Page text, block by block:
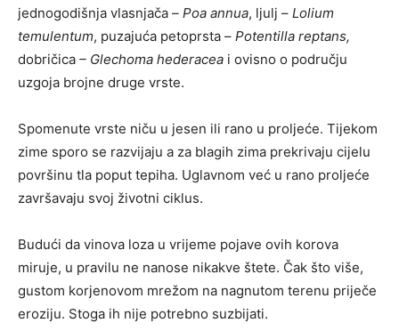
jednogodišnja vlasnjača – Poa annua, ljulj – Lolium
temulentum, puzajuća petoprsta – Potentilla reptans,
dobričica – Glechoma hederacea i ovisno o području
uzgoja brojne druge vrste.
Spomenute vrste niču u jesen ili rano u proljeće. Tijekom
zime sporo se razvijaju a za blagih zima prekrivaju cijelu
površinu tla poput tepiha. Uglavnom već u rano proljeće
završavaju svoj životni ciklus.
Budući da vinova loza u vrijeme pojave ovih korova
miruje, u pravilu ne nanose nikakve štete. Čak što više,
gustom korjenovom mrežom na nagnutom terenu priječe
eroziju. Stoga ih nije potrebno suzbijati.